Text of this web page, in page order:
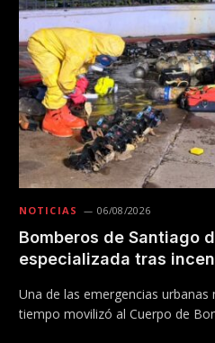
NOTICIAS 06/08/2026
Bomberos de Santiago
especializada tras
Una de las emergencias
tiempo movilizó al Cuerpo de